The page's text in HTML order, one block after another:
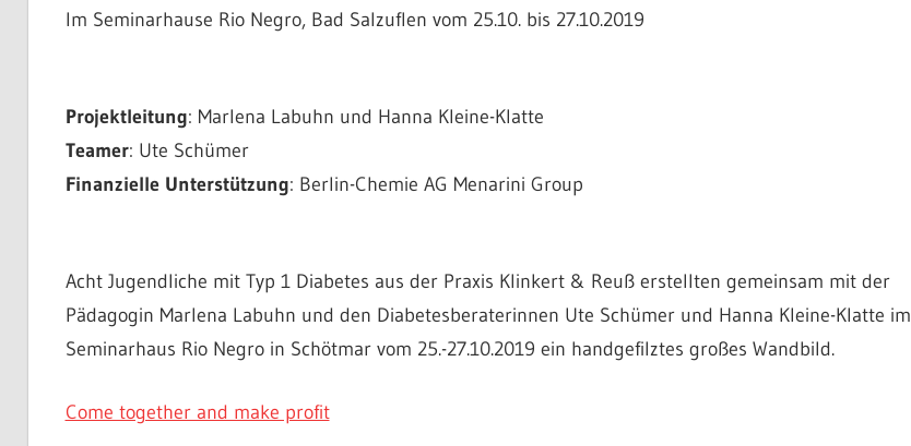
Im Seminarhause Rio Negro, Bad Salzuflen vom 25.10. bis 27.10.2019
Projektleitung: Marlena Labuhn und Hanna Kleine-Klatte
Teamer: Ute Schümer
Finanzielle Unterstützung: Berlin-Chemie AG Menarini Group
Acht Jugendliche mit Typ 1 Diabetes aus der Praxis Klinkert & Reuß erstellten gemeinsam mit der
Pädagogin Marlena Labuhn und den Diabetesberaterinnen Ute Schümer und Hanna Kleine-Klatte im
Seminarhaus Rio Negro in Schötmar vom 25.-27.10.2019 ein handgefilztes großes Wandbild.
Come together and make profit